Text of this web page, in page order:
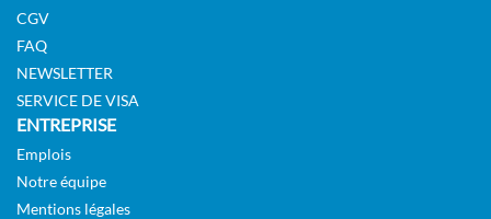
CGV
FAQ
NEWSLETTER
SERVICE DE VISA
ENTREPRISE
Emplois
Notre équipe
Mentions légales